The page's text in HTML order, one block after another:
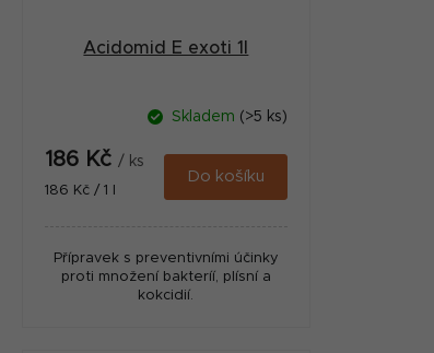
Acidomid E exoti 1l
Skladem (>5 ks)
186 Kč / ks
Měrná
186 Kč / 1 l
Do košíku
Přípravek s preventivními účinky
proti množení bakteríí, plísní a
kokcidií.